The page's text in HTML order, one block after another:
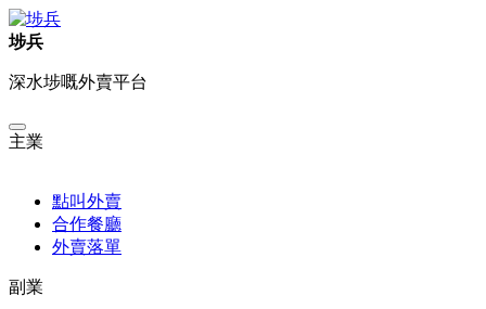
埗兵
深水埗嘅外賣平台
主業
點叫外賣
合作餐廳
外賣落單
副業